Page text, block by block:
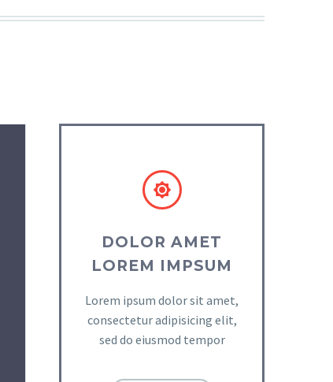
DOLOR AMET
LOREM IMPSUM
Lorem ipsum dolor sit amet,
consectetur adipisicing elit,
sed do eiusmod tempor